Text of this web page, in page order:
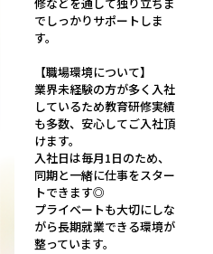
修などを通して独り立ちま
でしっかりサポートしま
す。
【職場環境について】
業界未経験の方が多く入社
しているため教育研修実績
も多数、安心してご入社頂
けます。
入社日は毎月1日のため、
同期と一緒に仕事をスター
トできます◎
プライベートも大切にしな
がら長期就業できる環境が
整っています。